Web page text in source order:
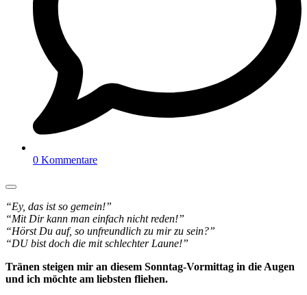
0 Kommentare
“Ey, das ist so gemein!”
“Mit Dir kann man einfach nicht reden!”
“Hörst Du auf, so unfreundlich zu mir zu sein?”
“DU bist doch die mit schlechter Laune!”
Tränen steigen mir an diesem Sonntag-Vormittag in die Augen
und ich möchte am liebsten fliehen.